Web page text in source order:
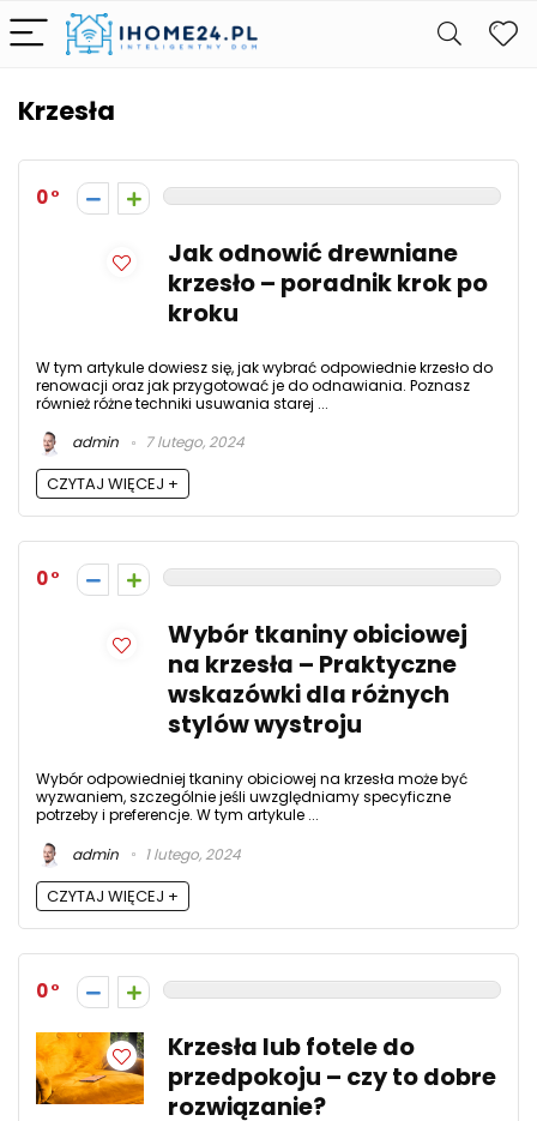
Krzesła
0
Jak odnowić drewniane
krzesło – poradnik krok po
kroku
W tym artykule dowiesz się, jak wybrać odpowiednie krzesło do
renowacji oraz jak przygotować je do odnawiania. Poznasz
również różne techniki usuwania starej ...
admin
7 lutego, 2024
CZYTAJ WIĘCEJ +
0
Wybór tkaniny obiciowej
na krzesła – Praktyczne
wskazówki dla różnych
stylów wystroju
Wybór odpowiedniej tkaniny obiciowej na krzesła może być
wyzwaniem, szczególnie jeśli uwzględniamy specyficzne
potrzeby i preferencje. W tym artykule ...
admin
1 lutego, 2024
CZYTAJ WIĘCEJ +
0
Krzesła lub fotele do
przedpokoju – czy to dobre
rozwiązanie?